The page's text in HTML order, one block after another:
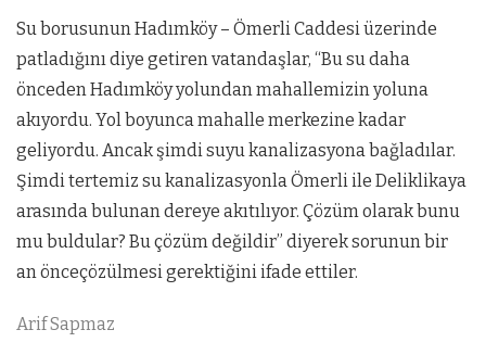
Su borusunun Hadımköy – Ömerli Caddesi üzerinde
patladığını diye getiren vatandaşlar, “Bu su daha
önceden Hadımköy yolundan mahallemizin yoluna
akıyordu. Yol boyunca mahalle merkezine kadar
geliyordu. Ancak şimdi suyu kanalizasyona bağladılar.
Şimdi tertemiz su kanalizasyonla Ömerli ile Deliklikaya
arasında bulunan dereye akıtılıyor. Çözüm olarak bunu
mu buldular? Bu çözüm değildir” diyerek sorunun bir
an önceçözülmesi gerektiğini ifade ettiler.
Arif Sapmaz